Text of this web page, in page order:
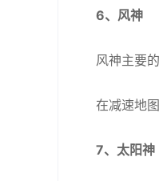
6、风神
风神主要
在减速地
7、太阳神